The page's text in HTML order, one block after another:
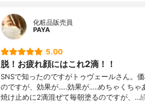
化粧品販売員
PAYA
5.00
脱！お疲れ顔にはこれ2滴！！
SNSで知ったのですがトゥヴェールさん。
のですが、効果が.....効果が.....めちゃくちゃ
焼け止めに2滴混ぜて毎朝塗るのですが、…